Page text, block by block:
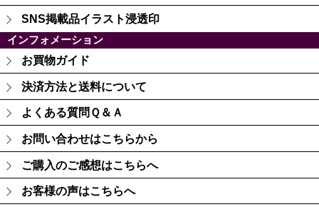
SNS掲載品イラスト浸透印
インフォメーション
お買物ガイド
決済方法と送料について
よくある質問Ｑ＆Ａ
お問い合わせはこちらから
ご購入のご感想はこちらへ
お客様の声はこちらへ